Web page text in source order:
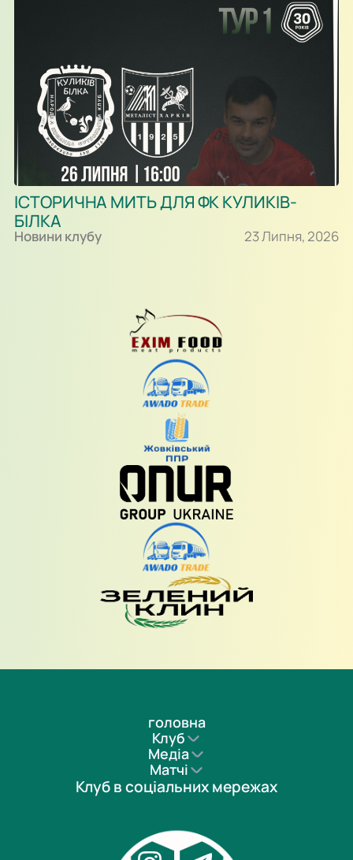
ІСТОРИЧНА МИТЬ ДЛЯ ФК КУЛИКІВ-
БІЛКА
Новини клубу 23 Липня, 2026
головна
Клуб
Медіа
Матчі
Клуб в соціальних мережах